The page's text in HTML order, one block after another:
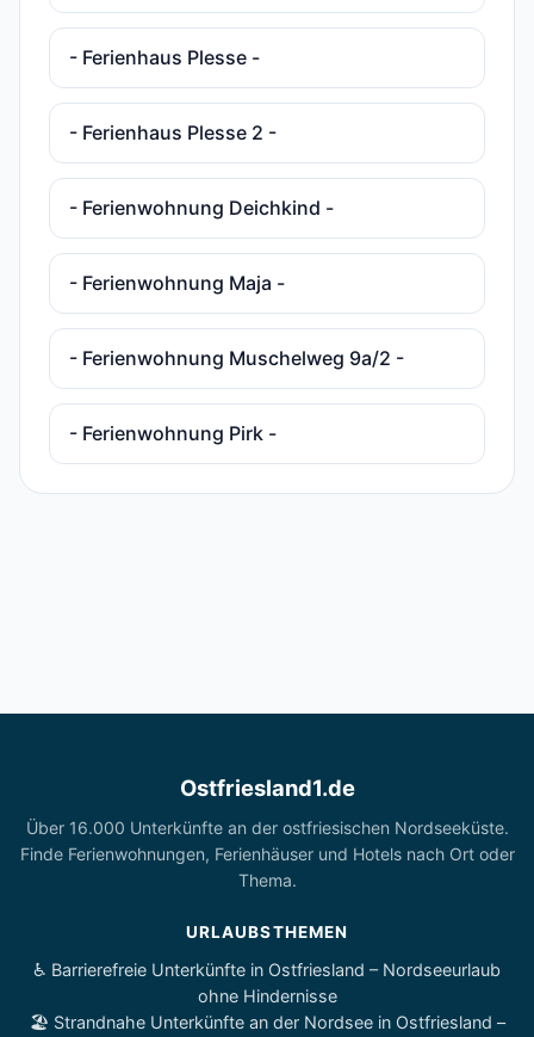
- Ferienhaus Plesse -
- Ferienhaus Plesse 2 -
- Ferienwohnung Deichkind -
- Ferienwohnung Maja -
- Ferienwohnung Muschelweg 9a/2 -
- Ferienwohnung Pirk -
Ostfriesland1.de
Über 16.000 Unterkünfte an der ostfriesischen Nordseeküste.
Finde Ferienwohnungen, Ferienhäuser und Hotels nach Ort oder
Thema.
URLAUBSTHEMEN
♿ Barrierefreie Unterkünfte in Ostfriesland – Nordseeurlaub
ohne Hindernisse
🏖️ Strandnahe Unterkünfte an der Nordsee in Ostfriesland –